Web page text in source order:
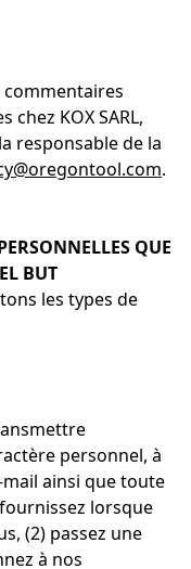
commentaires
KOX SARL,
responsable de la
.
QUE
BUT
les types de
personnel, à
ainsi que toute
lorsque
(2) passez une
à nos